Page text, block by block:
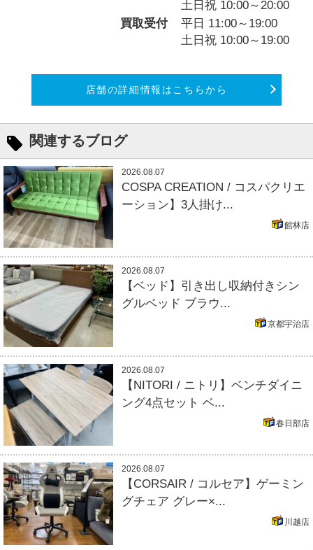
土日祝 10:00～20:00
買取受付
平日 11:00～19:00
土日祝 10:00～19:00
店舗の詳細情報はこちらから
関連するブログ
2026.08.07
COSPA CREATION / コスパクリエ
ーション】3人掛け...
館林店
2026.08.07
【ベッド】引き出し収納付きシン
グルベッド ブラウ...
京都宇治店
2026.08.07
【NITORI / ニトリ】ベンチダイニ
ング4点セット ベ...
春日部店
2026.08.07
【CORSAIR / コルセア】ゲーミン
グチェア グレー×...
川越店